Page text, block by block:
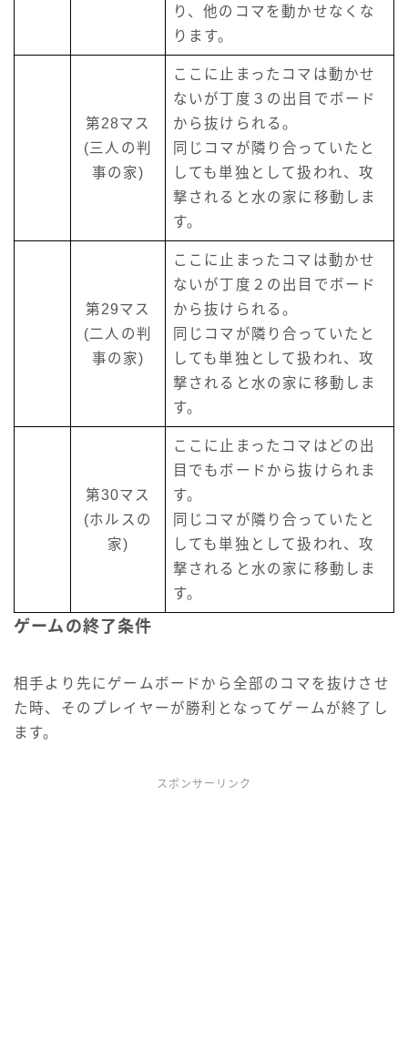
り、他のコマを動かせなくな
ります。
第28マス
(三人の判
事の家)
ここに止まったコマは動かせ
ないが丁度３の出目でボード
から抜けられる。
同じコマが隣り合っていたと
しても単独として扱われ、攻
撃されると水の家に移動しま
す。
第29マス
(二人の判
事の家)
ここに止まったコマは動かせ
ないが丁度２の出目でボード
から抜けられる。
同じコマが隣り合っていたと
しても単独として扱われ、攻
撃されると水の家に移動しま
す。
第30マス
(ホルスの
家)
ここに止まったコマはどの出
目でもボードから抜けられま
す。
同じコマが隣り合っていたと
しても単独として扱われ、攻
撃されると水の家に移動しま
す。
ゲームの終了条件
相手より先にゲームボードから全部のコマを抜けさせ
た時、そのプレイヤーが勝利となってゲームが終了し
ます。
スポンサーリンク